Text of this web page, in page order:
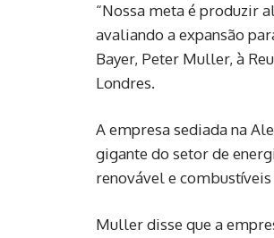
“Nossa meta é produzir
avaliando a expansão
Bayer, Peter Muller, à
Londres.
A empresa sediada na
gigante do setor de
renovável e
Muller disse que a